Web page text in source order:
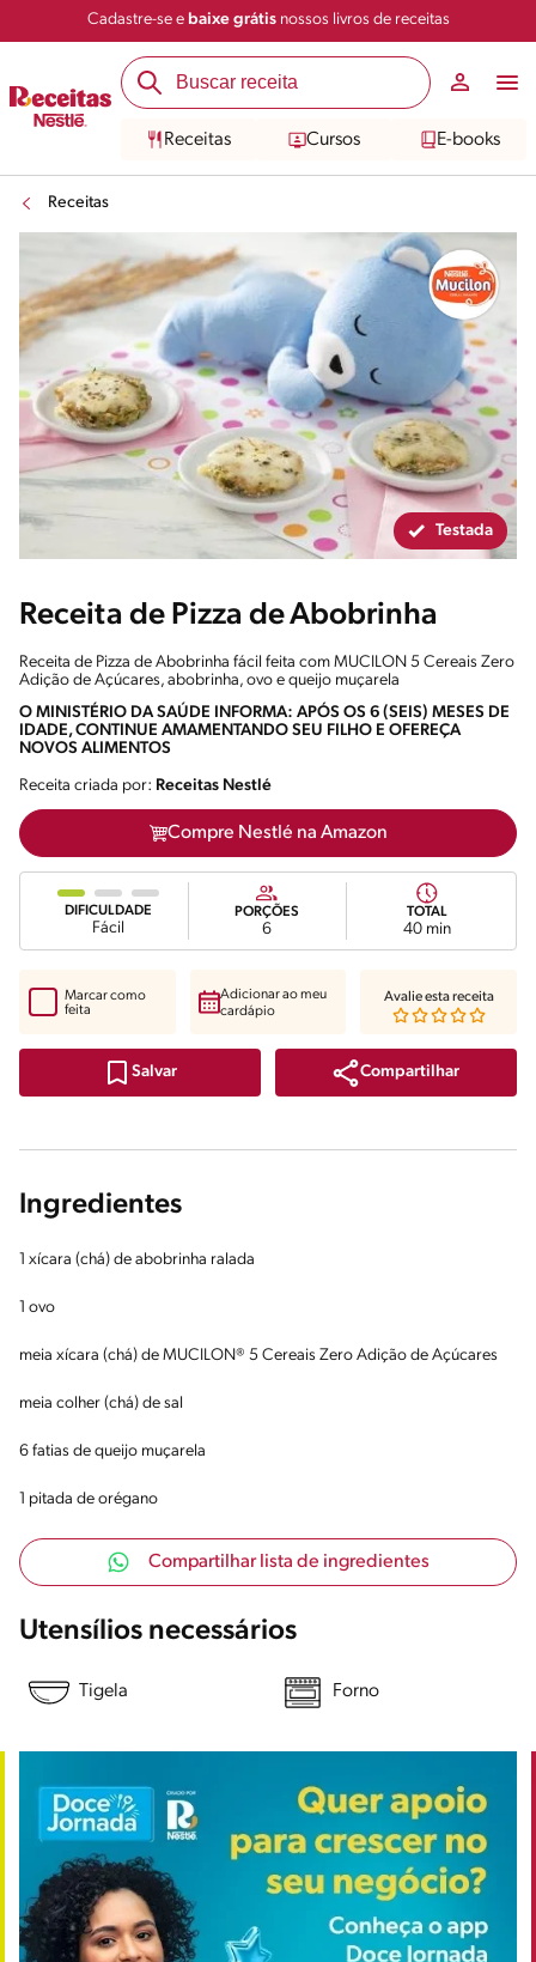
Cadastre-se e baixe grátisnossos livros de receitas
Receitas Cursos E-books
Receitas
Salvar Compartilhar
Testada
Receita de Pizza de Abobrinha
Receita de Pizza de Abobrinha fácil feita com MUCILON 5 Cereais Zero
Adição de Açúcares, abobrinha, ovo e queijo muçarela
O MINISTÉRIO DA SAÚDE INFORMA: APÓS OS 6 (SEIS) MESES DE
IDADE, CONTINUE AMAMENTANDO SEU FILHO E OFEREÇA
NOVOS ALIMENTOS
Receita criada por: Receitas Nestlé
Compre Nestlé na Amazon
DIFICULDADE
Fácil
PORÇÕES
6
TOTAL
40 min
Salvar Compartilhar
Marcar como
feita
Adicionar ao meu
cardápio
Avalie esta receita
Ingredientes
1 xícara (chá) de abobrinha ralada
1 ovo
meia xícara (chá) de MUCILON® 5 Cereais Zero Adição de Açúcares
meia colher (chá) de sal
6 fatias de queijo muçarela
1 pitada de orégano
Compartilhar lista de ingredientes
Utensílios necessários
Tigela Forno